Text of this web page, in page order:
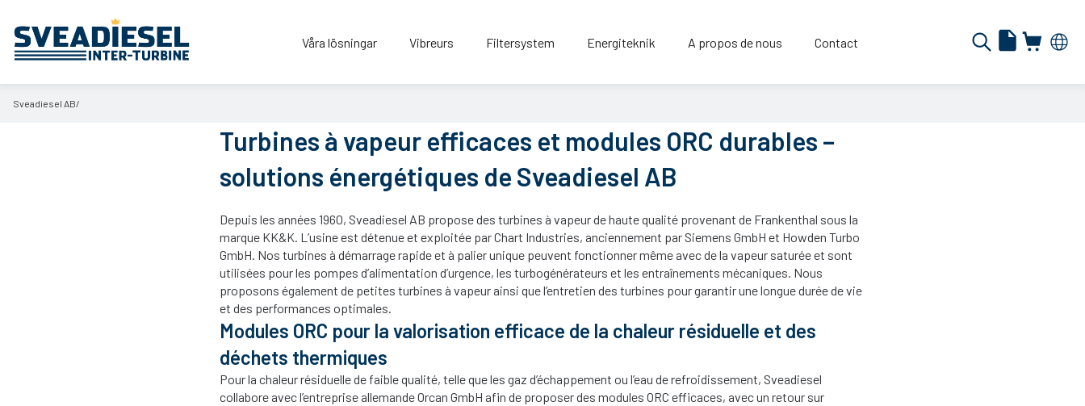
Våra lösningar Vibreurs Filtersystem Energiteknik A propos de nous Contact
Sveadiesel AB
Turbines à vapeur efficaces et modules ORC durables –
solutions énergétiques de Sveadiesel AB
Depuis les années 1960, Sveadiesel AB propose des turbines à vapeur de haute qualité provenant de Frankenthal sous la
marque KK&K. L’usine est détenue et exploitée par Chart Industries, anciennement par Siemens GmbH et Howden Turbo
GmbH. Nos turbines à démarrage rapide et à palier unique peuvent fonctionner même avec de la vapeur saturée et sont
utilisées pour les pompes d’alimentation d’urgence, les turbogénérateurs et les entraînements mécaniques. Nous
proposons également de petites turbines à vapeur ainsi que l’entretien des turbines pour garantir une longue durée de vie
et des performances optimales.
Modules ORC pour la valorisation efficace de la chaleur résiduelle et des
déchets thermiques
Pour la chaleur résiduelle de faible qualité, telle que les gaz d’échappement ou l’eau de refroidissement, Sveadiesel
collabore avec l’entreprise allemande Orcan GmbH afin de proposer des modules ORC efficaces, avec un retour sur